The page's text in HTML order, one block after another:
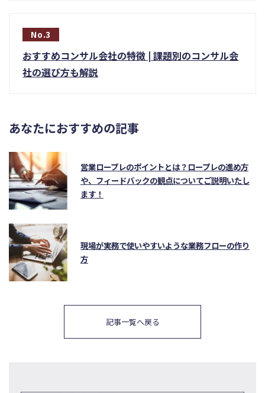
おすすめコンサル会社の特徴 | 課題別のコンサル会
社の選び方も解説
あなたにおすすめの記事
営業ロープレのポイントとは？ロープレの進め方
や、フィードバックの観点についてご説明いたし
ます！
現場が実務で使いやすいような業務フローの作り
方
記事一覧へ戻る